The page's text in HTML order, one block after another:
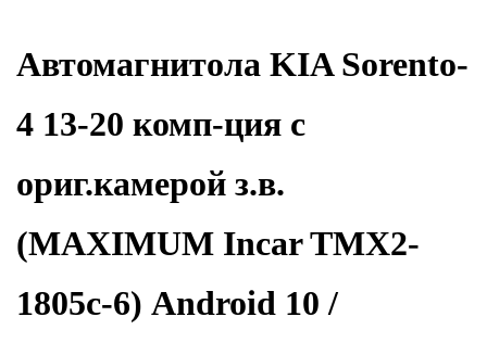
Автомагнитола KIA Sorento-
4 13-20 комп-ция с
ориг.камерой з.в.
(MAXIMUM Incar TMX2-
1805c-6) Android 10 /